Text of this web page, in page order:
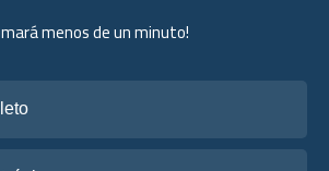
menos de un minuto!